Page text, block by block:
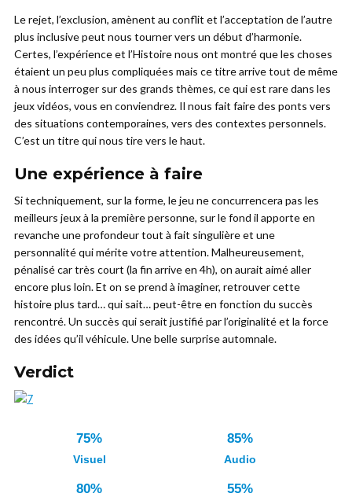
Le rejet, l’exclusion, amènent au conflit et l’acceptation de l’autre
plus inclusive peut nous tourner vers un début d’harmonie.
Certes, l’expérience et l’Histoire nous ont montré que les choses
étaient un peu plus compliquées mais ce titre arrive tout de même
à nous interroger sur des grands thèmes, ce qui est rare dans les
jeux vidéos, vous en conviendrez. Il nous fait faire des ponts vers
des situations contemporaines, vers des contextes personnels.
C’est un titre qui nous tire vers le haut.
Une expérience à faire
Si techniquement, sur la forme, le jeu ne concurrencera pas les
meilleurs jeux à la première personne, sur le fond il apporte en
revanche une profondeur tout à fait singulière et une
personnalité qui mérite votre attention. Malheureusement,
pénalisé car très court (la fin arrive en 4h), on aurait aimé aller
encore plus loin. Et on se prend à imaginer, retrouver cette
histoire plus tard… qui sait… peut-être en fonction du succès
rencontré. Un succès qui serait justifié par l’originalité et la force
des idées qu’il véhicule. Une belle surprise automnale.
Verdict
75%
Visuel
85%
Audio
80% 55%